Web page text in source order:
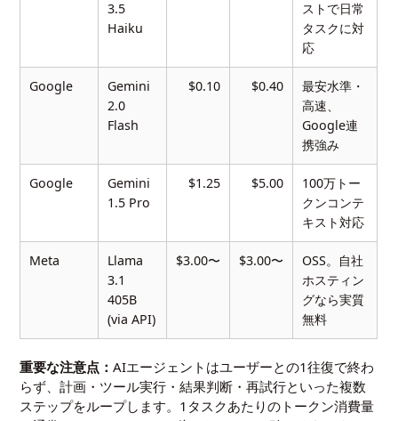
3.5
Haiku
ストで日常
タスクに対
応
Google
Gemini
2.0
Flash
$0.10 $0.40
最安水準・
高速、
Google連
携強み
Google
Gemini
1.5 Pro
$1.25 $5.00
100万トー
クンコンテ
キスト対応
Meta
Llama
3.1
405B
(via API)
$3.00〜 $3.00〜
OSS。自社
ホスティン
グなら実質
無料
重要な注意点：AIエージェントはユーザーとの1往復で終わ
らず、計画・ツール実行・結果判断・再試行といった複数
ステップをループします。1タスクあたりのトークン消費量